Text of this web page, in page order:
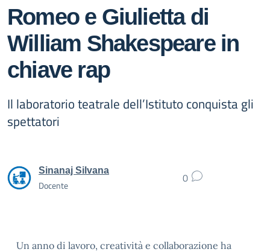
Romeo e Giulietta di
William Shakespeare in
chiave rap
Il laboratorio teatrale dell’Istituto conquista gli
spettatori
Sinanaj Silvana
Docente
0
Un anno di lavoro, creatività e collaborazione ha